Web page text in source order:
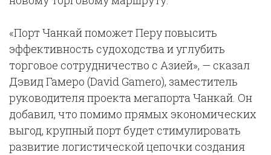
«Порт Чанкай поможет Перу повысить
эффективность судоходства и углубить
торговое сотрудничество с Азией», — сказал
Дэвид Гамеро (David Gamero), заместитель
руководителя проекта мегапорта Чанкай. Он
добавил, что помимо прямых экономических
выгод, крупный порт будет стимулировать
развитие логистической цепочки создания